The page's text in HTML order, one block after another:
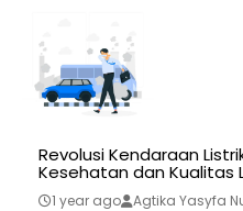
Revolusi Kendaraan
Kesehatan dan Kualitas
1 year ago Agtika Yasyfa